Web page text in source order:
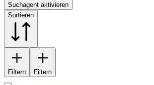
Suchagent aktivieren
Sortieren
Filtern Filtern